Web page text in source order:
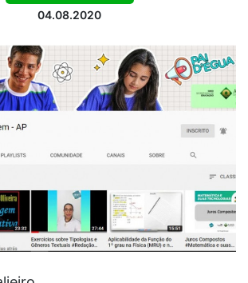
04.08.2020